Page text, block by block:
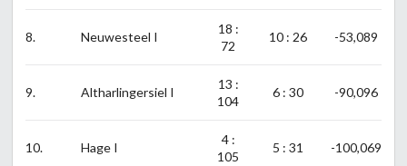
8. Neuwesteel I
18 :
72
10 : 26 -53,089
9. Altharlingersiel I
13 :
104
6 : 30 -90,096
10. Hage I
4 :
105
5 : 31 -100,069